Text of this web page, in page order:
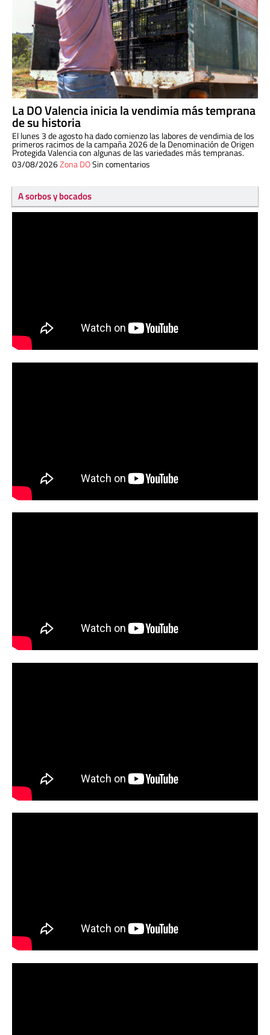
La DO Valencia inicia la vendimia más temprana
de su historia
El lunes 3 de agosto ha dado comienzo las labores de vendimia de los
primeros racimos de la campaña 2026 de la Denominación de Origen
Protegida Valencia con algunas de las variedades más tempranas.
03/08/2026Zona DOSin comentarios
A sorbos y bocados